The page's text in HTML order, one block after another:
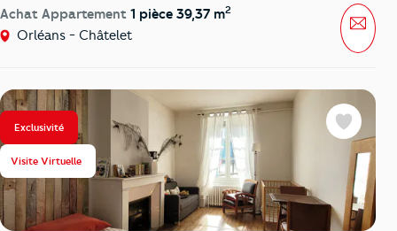
Achat Appartement 1 pièce 39,37 m2
Orléans - Châtelet
Exclusivité
Visite Virtuelle
Favoris